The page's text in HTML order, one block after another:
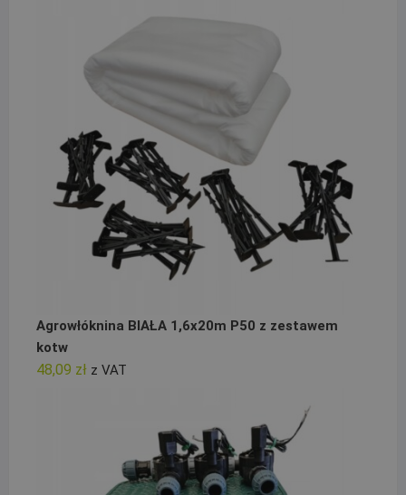
Agrowłóknina BIAŁA 1,6x20m P50 z zestawem
kotw
48,09 zł z VAT